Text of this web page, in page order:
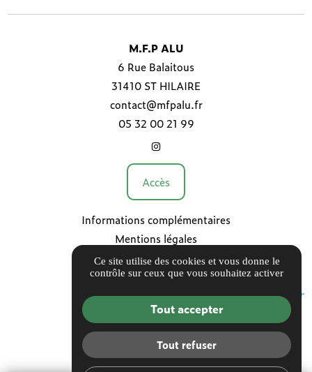
M.F.P ALU
6 Rue Balaitous
31410 ST HILAIRE
contact@mfpalu.fr
05 32 00 21 99
Accès
Informations complémentaires
Mentions légales
Politique de confidentialité
Gestion des cookies
Ce site utilise des cookies et vous donne le
contrôle sur ceux que vous souhaitez activer
Tout accepter
Tout refuser